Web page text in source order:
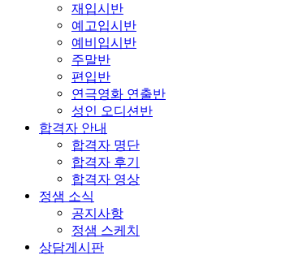
재입시반
예고입시반
예비입시반
주말반
편입반
연극영화 연출반
성인 오디션반
합격자 안내
합격자 명단
합격자 후기
합격자 영상
정샘 소식
공지사항
정샘 스케치
상담게시판